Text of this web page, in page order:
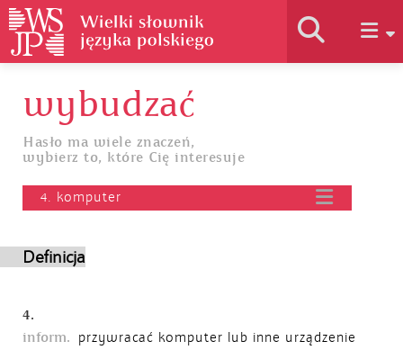
Historia słownika
Jak korzystać
wybudzać
Hasło ma wiele znaczeń,
wybierz to, które Cię interesuje
4. komputer
Definicja
4.
inform.
przywracać komputer lub inne urządzenie